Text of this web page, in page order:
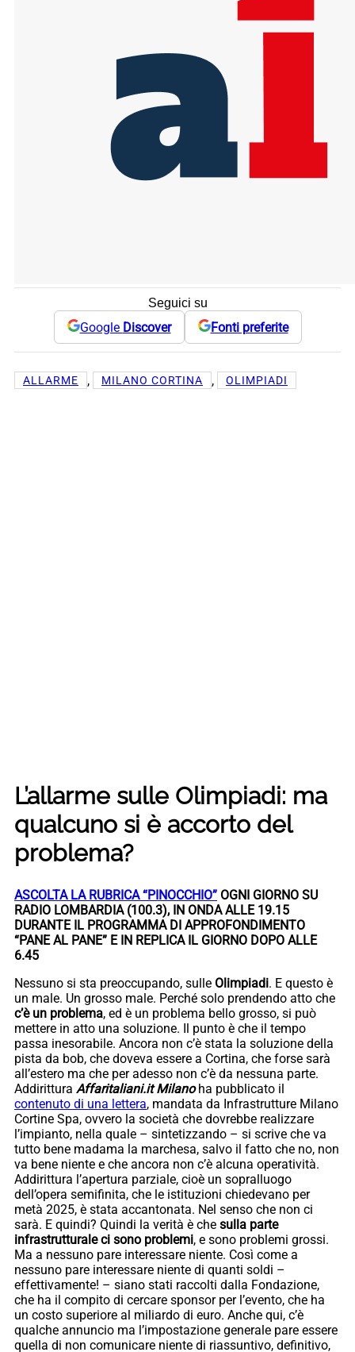
Seguici su
Google Discover Fonti preferite
ALLARME , MILANO CORTINA , OLIMPIADI
L’allarme sulle Olimpiadi: ma
qualcuno si è accorto del
problema?
ASCOLTA LA RUBRICA “PINOCCHIO” OGNI GIORNO SU
RADIO LOMBARDIA (100.3), IN ONDA ALLE 19.15
DURANTE IL PROGRAMMA DI APPROFONDIMENTO
“PANE AL PANE” E IN REPLICA IL GIORNO DOPO ALLE
6.45
Nessuno si sta preoccupando, sulle Olimpiadi. E questo è
un male. Un grosso male. Perché solo prendendo atto che
c’è un problema, ed è un problema bello grosso, si può
mettere in atto una soluzione. Il punto è che il tempo
passa inesorabile. Ancora non c’è stata la soluzione della
pista da bob, che doveva essere a Cortina, che forse sarà
all’estero ma che per adesso non c’è da nessuna parte.
Addirittura Affaritaliani.it Milanoha pubblicato il
contenuto di una lettera, mandata da Infrastrutture Milano
Cortine Spa, ovvero la società che dovrebbe realizzare
l’impianto, nella quale – sintetizzando – si scrive che va
tutto bene madama la marchesa, salvo il fatto che no, non
va bene niente e che ancora non c’è alcuna operatività.
Addirittura l’apertura parziale, cioè un sopralluogo
dell’opera semifinita, che le istituzioni chiedevano per
metà 2025, è stata accantonata. Nel senso che non ci
sarà. E quindi? Quindi la verità è che sulla parte
infrastrutturale ci sono problemi, e sono problemi grossi.
Ma a nessuno pare interessare niente. Così come a
nessuno pare interessare niente di quanti soldi –
effettivamente! – siano stati raccolti dalla Fondazione,
che ha il compito di cercare sponsor per l’evento, che ha
un costo superiore al miliardo di euro. Anche qui, c’è
qualche annuncio ma l’impostazione generale pare essere
quella di non comunicare niente di riassuntivo, definitivo,